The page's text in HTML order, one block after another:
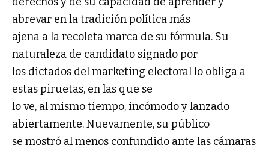
abrevar en la tradición política más
ajena a la recoleta marca de su fórmula. Su
naturaleza de candidato signado por
los dictados del marketing electoral lo obliga a
estas piruetas, en las que se
lo ve, al mismo tiempo, incómodo y lanzado
abiertamente. Nuevamente, su público
se mostró al menos confundido ante las cámaras